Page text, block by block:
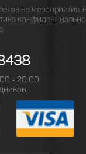
на мероприятия,
.
- 20:00